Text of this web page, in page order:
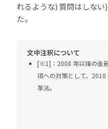
れるような) 質問はしな
た。
文中注釈について
[※1]：2008 年以降の金
項への対策として、
革法。